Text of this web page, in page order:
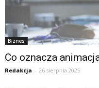
Biznes
Co oznacza
Redakcja - 26 sierpnia 2025